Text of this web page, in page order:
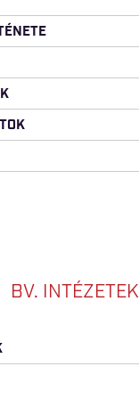
BV. INTÉZETEK